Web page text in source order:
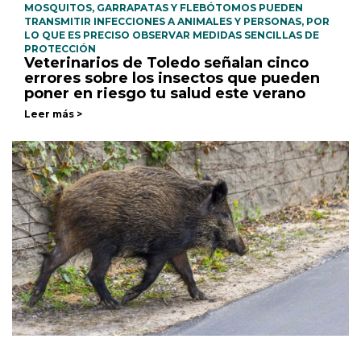
MOSQUITOS, GARRAPATAS Y FLEBÓTOMOS PUEDEN
TRANSMITIR INFECCIONES A ANIMALES Y PERSONAS, POR
LO QUE ES PRECISO OBSERVAR MEDIDAS SENCILLAS DE
PROTECCIÓN
Veterinarios de Toledo señalan cinco
errores sobre los insectos que pueden
poner en riesgo tu salud este verano
Leer más >